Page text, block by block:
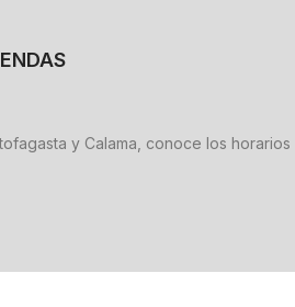
y Calama, conoce los horarios